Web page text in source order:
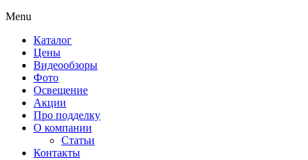
Menu
Каталог
Цены
Видеообзоры
Фото
Освещение
Акции
Про подделку
О компании
Статьи
Контакты